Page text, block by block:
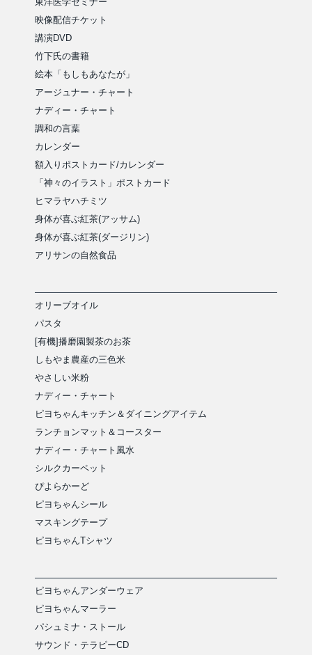
映像配信チケット
講演DVD
竹下氏の書籍
絵本「もしもあなたが」
アージュナー・チャート
ナディー・チャート
調和の言葉
カレンダー
額入りポストカード/カレンダー
「神々のイラスト」ポストカード
ヒマラヤハチミツ
身体が喜ぶ紅茶(アッサム)
身体が喜ぶ紅茶(ダージリン)
アリサンの自然食品
オリーブオイル
パスタ
[有機]播磨園製茶のお茶
しもやま農産の三色米
やさしい米粉
ナディー・チャート
ピヨちゃんキッチン＆ダイニングアイテム
ランチョンマット＆コースター
ナディー・チャート風水
シルクカーペット
ぴよらかーど
ピヨちゃんシール
マスキングテープ
ピヨちゃんTシャツ
ピヨちゃんアンダーウェア
ピヨちゃんマーラー
パシュミナ・ストール
サウンド・テラピーCD